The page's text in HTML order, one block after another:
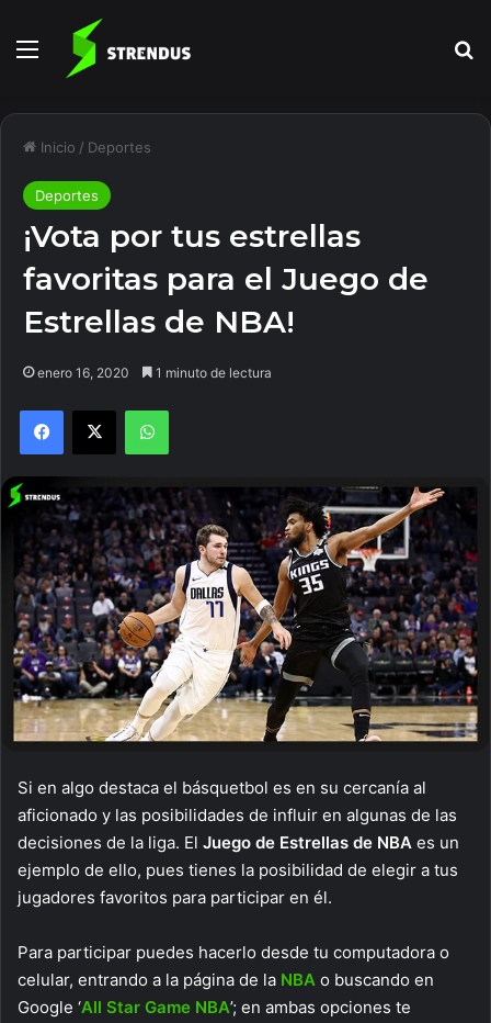
Menú
Inicio / Deportes
Deportes
¡Vota por tus estrellas
favoritas para el Juego de
Estrellas de NBA!
enero 16, 2020 1 minuto de lectura
Facebook
X WhatsApp
Si en algo destaca el básquetbol es en su cercanía al
aficionado y las posibilidades de influir en algunas de las
decisiones de la liga. El Juego de Estrellas de NBA es un
ejemplo de ello, pues tienes la posibilidad de elegir a tus
jugadores favoritos para participar en él.
Para participar puedes hacerlo desde tu computadora o
celular, entrando a la página de la NBA o buscando en
Google ‘All Star Game NBA’; en ambas opciones te